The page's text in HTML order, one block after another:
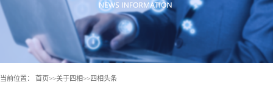
当前位置： 首页>>关于四相>>四相头条